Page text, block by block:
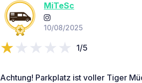
MiTeSc
10/08/2025
1/5
Achtung! Parkplatz ist voller Tiger